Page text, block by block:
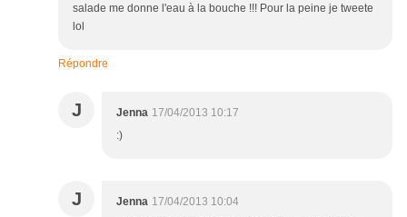
salade me donne l'eau à la bouche !!! Pour la peine je tweete
lol
Répondre
J Jenna 17/04/2013 10:17
:)
J Jenna 17/04/2013 10:04